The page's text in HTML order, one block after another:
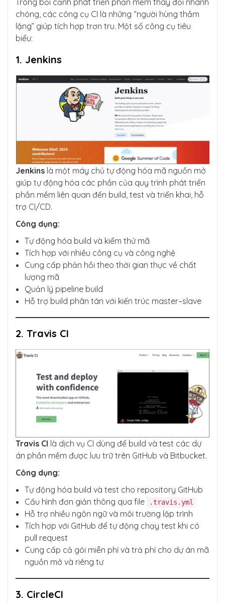
Trong bối cảnh phát triển phần mềm thay đổi nhanh
chóng, các công cụ CI là những “người hùng thầm
lặng” giúp tích hợp trơn tru. Một số công cụ tiêu
biểu:
1. Jenkins
Jenkins là một máy chủ tự động hóa mã nguồn mở
giúp tự động hóa các phần của quy trình phát triển
phần mềm liên quan đến build, test và triển khai, hỗ
trợ CI/CD.
Công dụng:
Tự động hóa build và kiểm thử mã
Tích hợp với nhiều công cụ và công nghệ
Cung cấp phản hồi theo thời gian thực về chất
lượng mã
Quản lý pipeline build
Hỗ trợ build phân tán với kiến trúc master–slave
2. Travis CI
Travis CI là dịch vụ CI dùng để build và test các dự
án phần mềm được lưu trữ trên GitHub và Bitbucket.
Công dụng:
Tự động hóa build và test cho repository GitHub
Cấu hình đơn giản thông qua file
.travis.yml
Hỗ trợ nhiều ngôn ngữ và môi trường lập trình
Tích hợp với GitHub để tự động chạy test khi có
pull request
Cung cấp cả gói miễn phí và trả phí cho dự án mã
nguồn mở và riêng tư
3. CircleCI